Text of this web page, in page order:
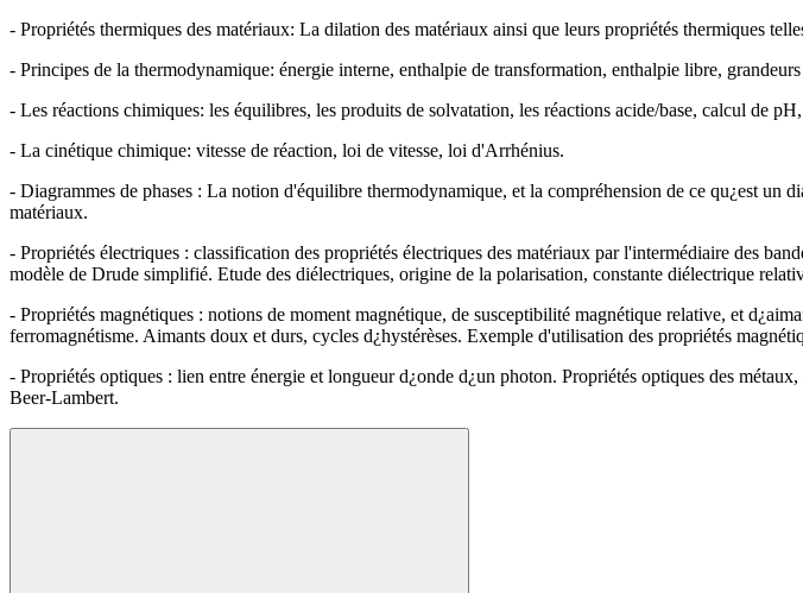
- Propriétés thermiques des matériaux: La dilation des matériaux ainsi que leurs propriétés thermiques
- Principes de la thermodynamique: énergie interne, enthalpie de transformation, enthalpie libre, grandeurs
- Les réactions chimiques: les équilibres, les produits de solvatation, les réactions acide/base, calcul de
- La cinétique chimique: vitesse de réaction, loi de vitesse, loi d'Arrhénius.
- Diagrammes de phases : La notion d'équilibre thermodynamique, et la compréhension de ce qu¿est un
matériaux.
- Propriétés électriques : classification des propriétés électriques des matériaux par l'intermédiaire des
modèle de Drude simplifié. Etude des diélectriques, origine de la polarisation, constante diélectrique
- Propriétés magnétiques : notions de moment magnétique, de susceptibilité magnétique relative, et
ferromagnétisme. Aimants doux et durs, cycles d¿hystérèses. Exemple d'utilisation des propriétés
- Propriétés optiques : lien entre énergie et longueur d¿onde d¿un photon. Propriétés optiques des
Beer-Lambert.